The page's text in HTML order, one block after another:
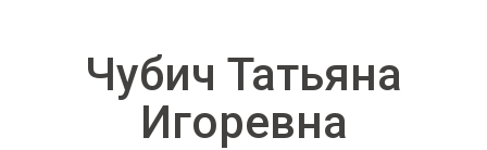
Чубич Татьяна
Игоревна